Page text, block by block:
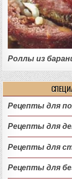
Роллы из
Рецепты для
Рецепты для
Рецепты для
Рецепты для